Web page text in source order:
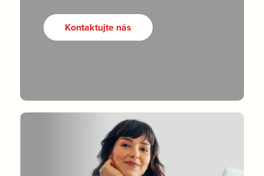
Kontaktujte nás